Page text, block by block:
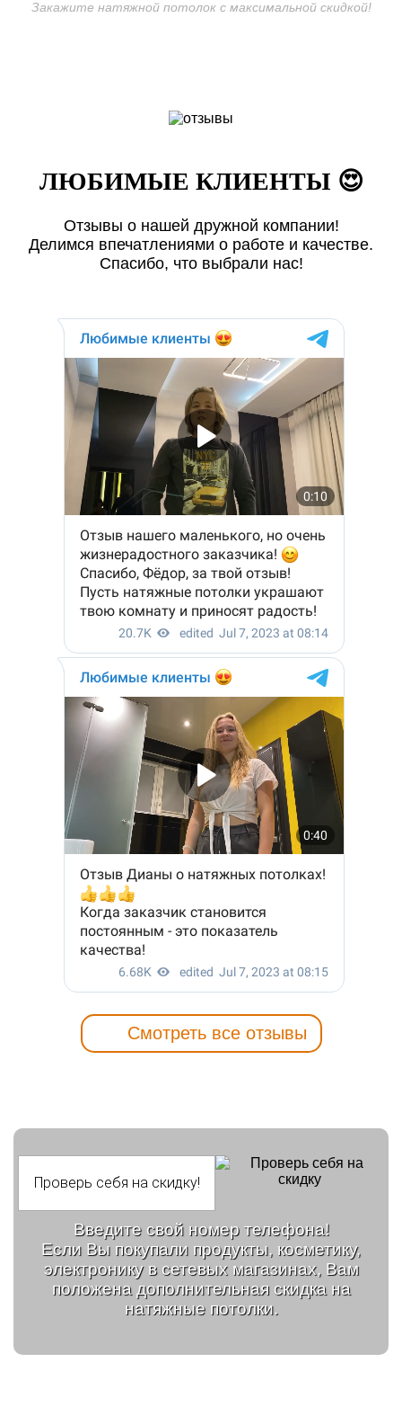
Закажите натяжной потолок с максимальной скидкой!
ЛЮБИМЫЕ КЛИЕНТЫ 😍
Отзывы о нашей дружной компании!
Делимся впечатлениями о работе и качестве.
Спасибо, что выбрали нас!
Смотреть все отзывы
Введите свой номер телефона!
Если Вы покупали продукты, косметику,
электронику в сетевых магазинах, Вам
положена дополнительная скидка на
натяжные потолки.